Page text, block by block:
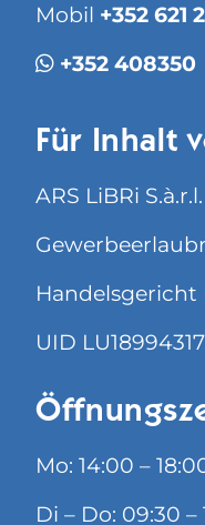
Mobil +352 621
+352 408350
Für Inhalt
ARS LiBRi S.à.r.l.
UID LU18994317
Mo: 14:00 –
Di – Do: 09:30 –